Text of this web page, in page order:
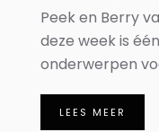
Peek en Berry
deze week is
onderwerpen
LEES MEER